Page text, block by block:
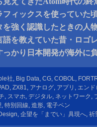
ィックスを使っていた
強く認識したときの人
を教えていた昔・ロゴ
かり日本開発が海外に
社, Big Data, CG, COBOL,
, ZX81, アナログ, アプリ , エン
, スマホ, デジタル, ネットワーク ,
, 特別回線, 造形, 電子ペン
, 企望を「までい」具現へ, 祈